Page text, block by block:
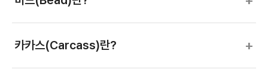
카카스(Carcass)란? +